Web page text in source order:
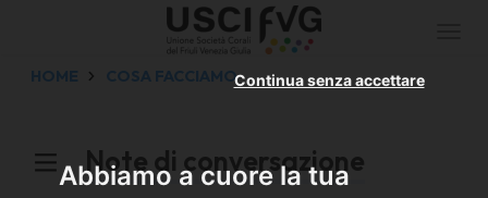
Abbiamo a cuore la tua
Continua senza accettare
HOME COSA FACCIAMO
Note di conversazione